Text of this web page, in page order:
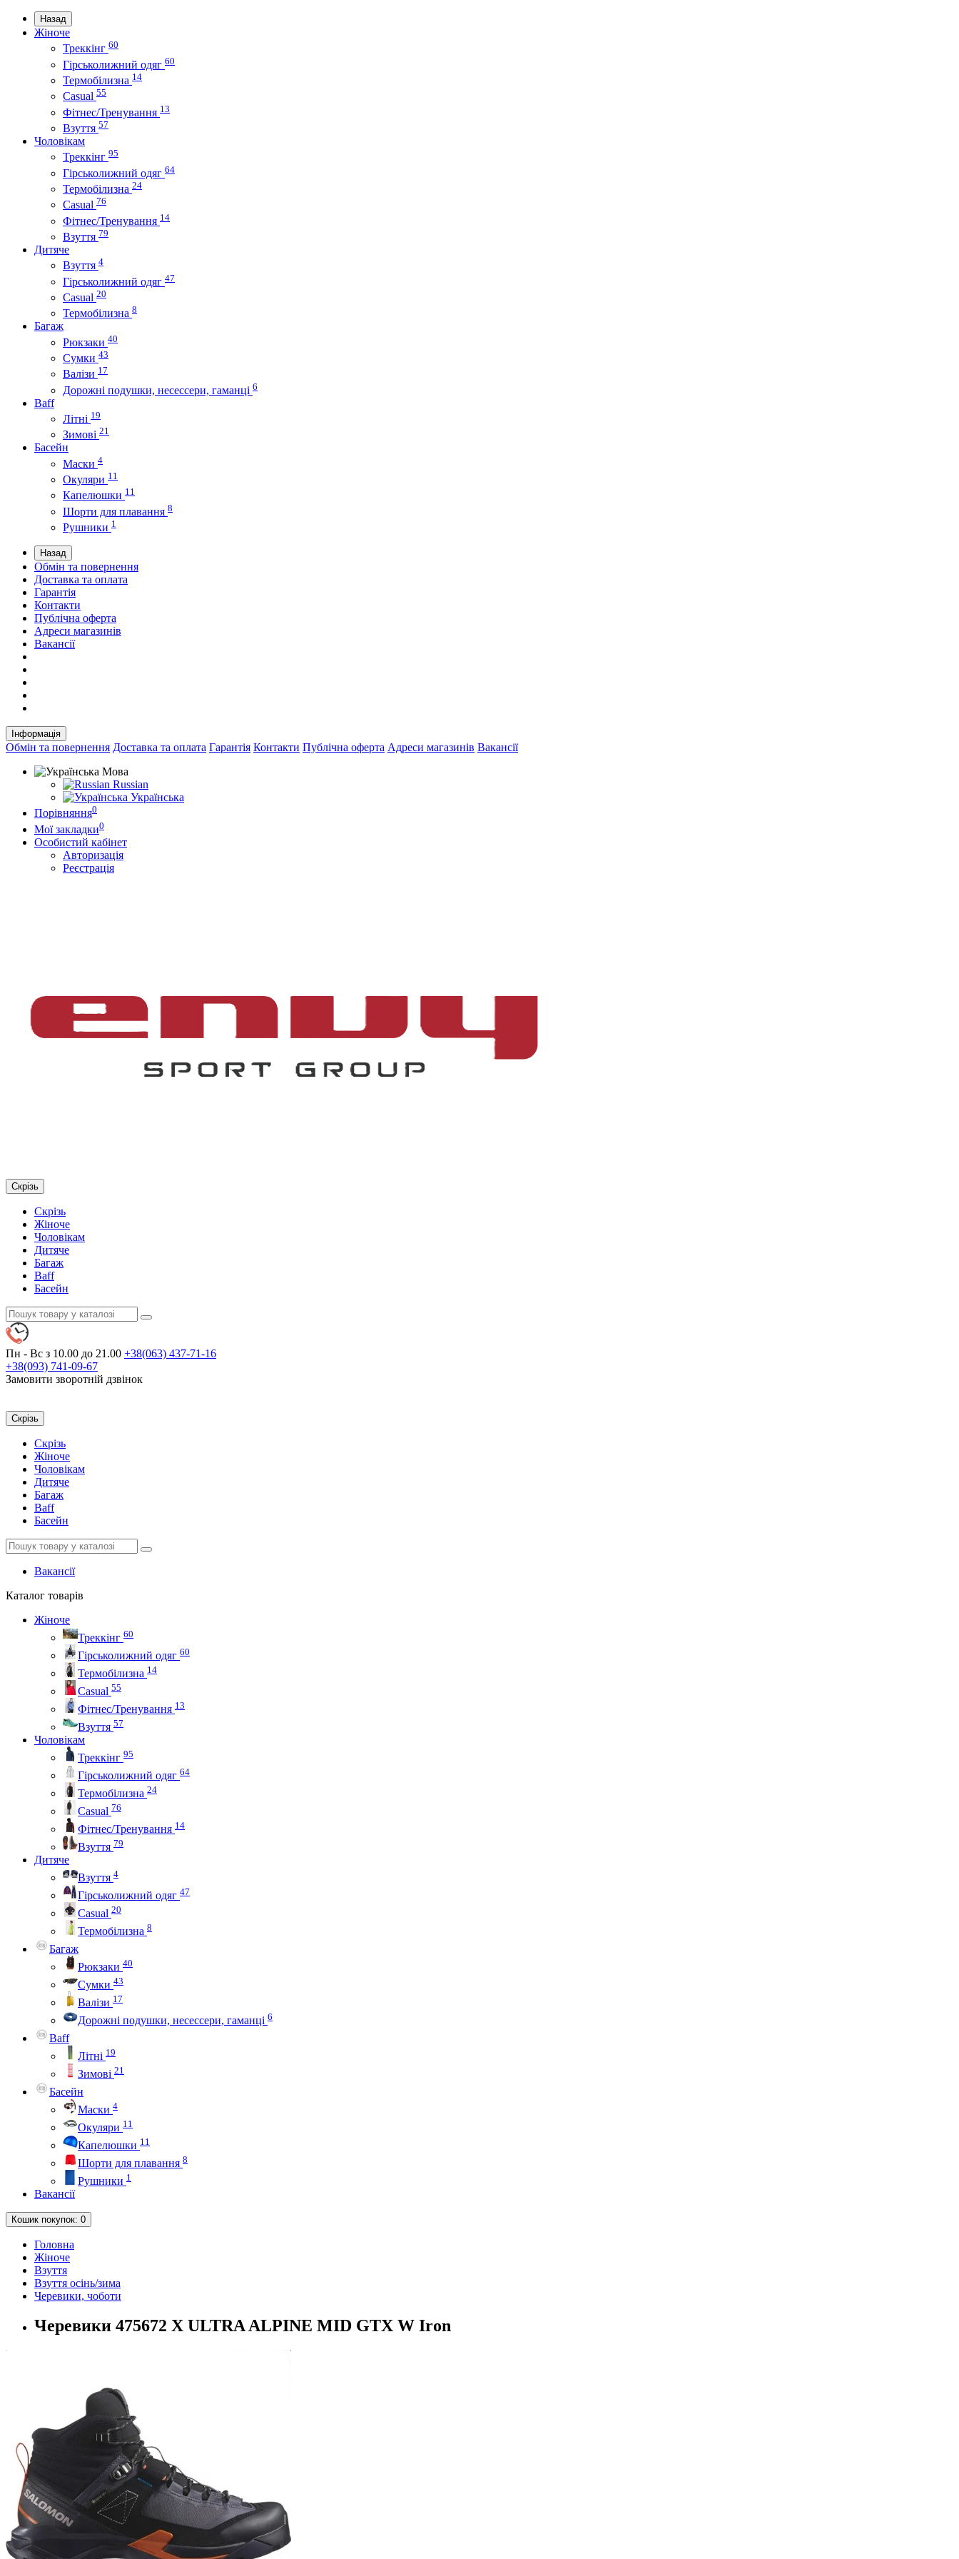
Назад
Жіноче
Треккінг 60
Гірськолижний одяг 60
Термобілизна 14
Casual 55
Фітнес/Тренування 13
Взуття 57
Чоловікам
Треккінг 95
Гірськолижний одяг 64
Термобілизна 24
Casual 76
Фітнес/Тренування 14
Взуття 79
Дитяче
Взуття 4
Гірськолижний одяг 47
Casual 20
Термобілизна 8
Багаж
Рюкзаки 40
Сумки 43
Валізи 17
Дорожні подушки, несессери, гаманці 6
Baff
Літні 19
Зимові 21
Басейн
Маски 4
Окуляри 11
Капелюшки 11
Шорти для плавання 8
Рушники 1
Назад
Обмін та повернення
Доставка та оплата
Гарантія
Контакти
Публічна оферта
Адреси магазинів
Вакансії
Інформація
Обмін та повернення Доставка та оплата Гарантія Контакти Публічна оферта Адреси магазинів Вакансії
Мова
Russian
Українська
Порівняння0
Мої закладки0
Особистий кабінет
Авторизація
Реєстрація
Скрізь
Скрізь
Жіноче
Чоловікам
Дитяче
Багаж
Baff
Басейн
Пн - Вс з 10.00 до 21.00 +38(063) 437-71-16
+38(093) 741-09-67
Замовити зворотній дзвінок
Скрізь
Скрізь
Жіноче
Чоловікам
Дитяче
Багаж
Baff
Басейн
Вакансії
Каталог товарів
Жіноче
Треккінг 60
Гірськолижний одяг 60
Термобілизна 14
Casual 55
Фітнес/Тренування 13
Взуття 57
Чоловікам
Треккінг 95
Гірськолижний одяг 64
Термобілизна 24
Casual 76
Фітнес/Тренування 14
Взуття 79
Дитяче
Взуття 4
Гірськолижний одяг 47
Casual 20
Термобілизна 8
Багаж
Рюкзаки 40
Сумки 43
Валізи 17
Дорожні подушки, несессери, гаманці 6
Baff
Літні 19
Зимові 21
Басейн
Маски 4
Окуляри 11
Капелюшки 11
Шорти для плавання 8
Рушники 1
Вакансії
Кошик покупок: 0
Головна
Жіноче
Взуття
Взуття осінь/зима
Черевики, чоботи
Черевики 475672 X ULTRA ALPINE MID GTX W Iron